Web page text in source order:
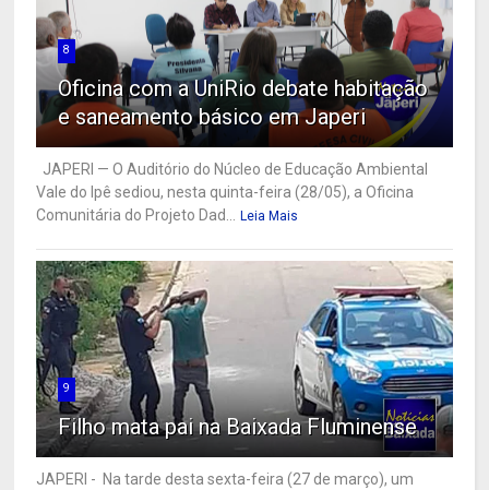
8
Oficina com a UniRio debate habitação
e saneamento básico em Japeri
JAPERI — O Auditório do Núcleo de Educação Ambiental
Vale do Ipê sediou, nesta quinta-feira (28/05), a Oficina
Comunitária do Projeto Dad...
Leia Mais
9
Filho mata pai na Baixada Fluminense
JAPERI - Na tarde desta sexta-feira (27 de março), um